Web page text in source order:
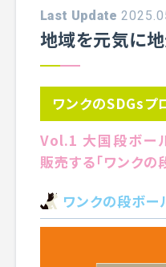
Last Update
地域を元気に
ワンクのSDGsプ
Vol.1 大国段ボー
販売する「ワンクの
ワンクの段ボー